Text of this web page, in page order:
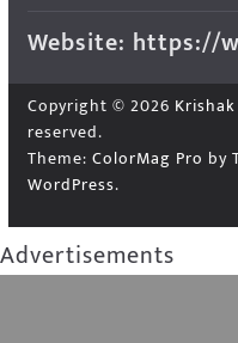
Website: https://
Copyright © 2026
reserved.
Theme: ColorMag Pro by
WordPress.
Advertisements